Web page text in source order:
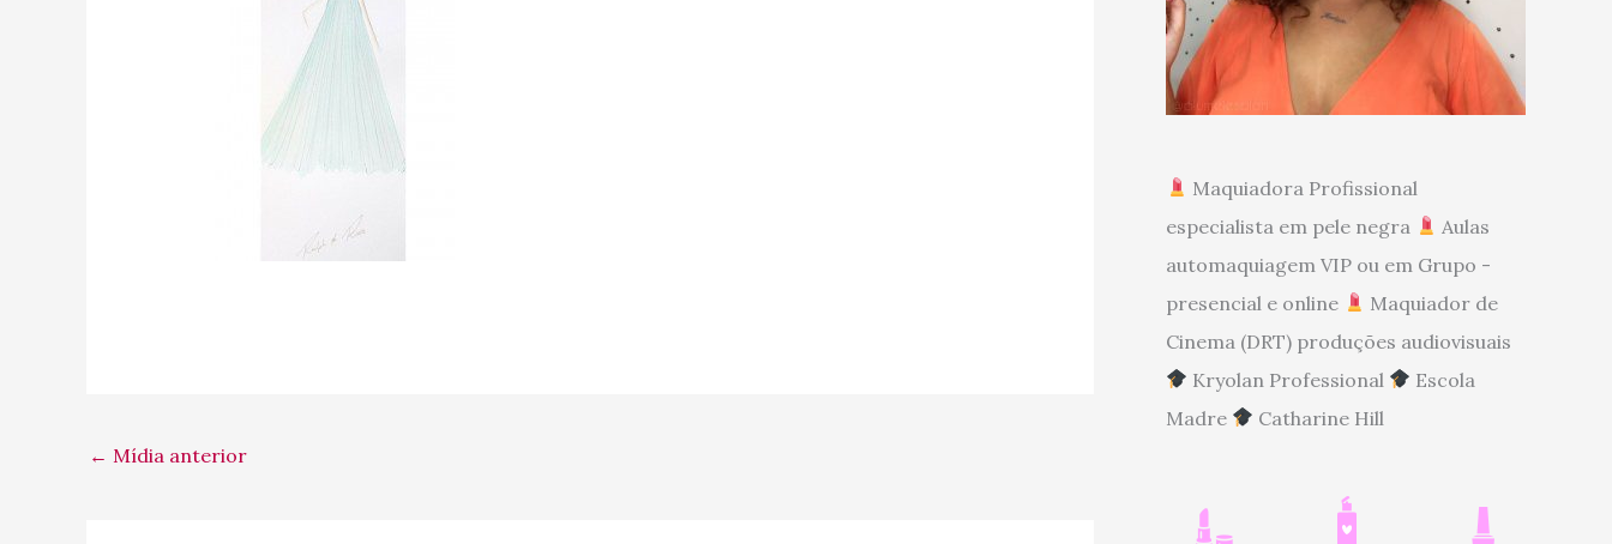
← Mídia anterior
Maquiadora Profissional
especialista em pele negra
Aulas
automaquiagem VIP ou em Grupo -
presencial e online
Maquiador de
Cinema (DRT) produções audiovisuais
Kryolan Professional
Escola
Madre
Catharine Hill